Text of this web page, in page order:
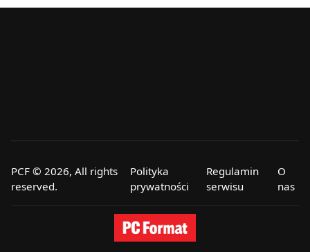
PCF © 2026, All rights
reserved.
Polityka
prywatności
Regulamin
serwisu
O
nas